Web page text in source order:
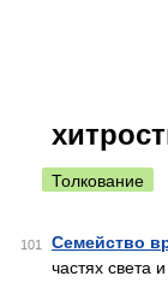
Толкование
101 Семейство
частях света